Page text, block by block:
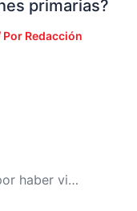
primarias?
Por Redacción
Capturan a pastor por haber violado a una pequeÃ±a de 9 aÃ±os